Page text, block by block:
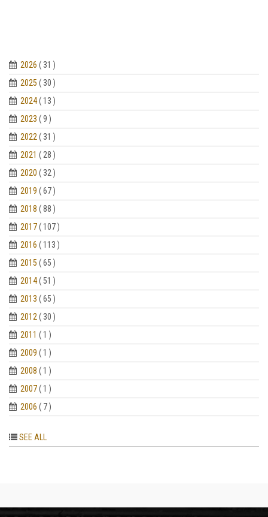
2026 ( 31 )
2025 ( 30 )
2024( 13 )
2023 ( 9 )
2022( 31 )
2021 ( 28 )
2020 ( 32 )
2019 ( 67 )
2018 ( 88 )
2017( 107 )
2016 ( 113 )
2015 ( 65 )
2014( 51 )
2013 ( 65 )
2012( 30 )
2011 ( 1 )
2009 ( 1 )
2008 ( 1 )
2007( 1 )
2006 ( 7 )
SEE ALL